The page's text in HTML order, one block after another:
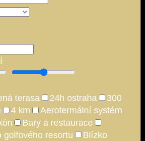
terasa
24h ostraha
300
4 km
Aerotermální systém
Bary a restaurace
golfového resortu
Blízko